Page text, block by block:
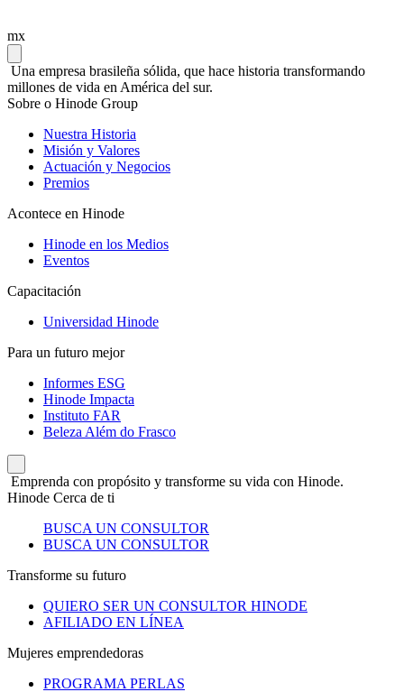
mx
Una empresa brasileña sólida, que hace historia transformando
millones de vida en América del sur.
Sobre o Hinode Group
Nuestra Historia
Misión y Valores
Actuación y Negocios
Premios
Acontece en Hinode
Hinode en los Medios
Eventos
Capacitación
Universidad Hinode
Para un futuro mejor
Informes ESG
Hinode Impacta
Instituto FAR
Beleza Além do Frasco
Emprenda con propósito y transforme su vida con Hinode.
Hinode Cerca de ti
BUSCA UN CONSULTOR
BUSCA UN CONSULTOR
Transforme su futuro
QUIERO SER UN CONSULTOR HINODE
AFILIADO EN LÍNEA
Mujeres emprendedoras
PROGRAMA PERLAS